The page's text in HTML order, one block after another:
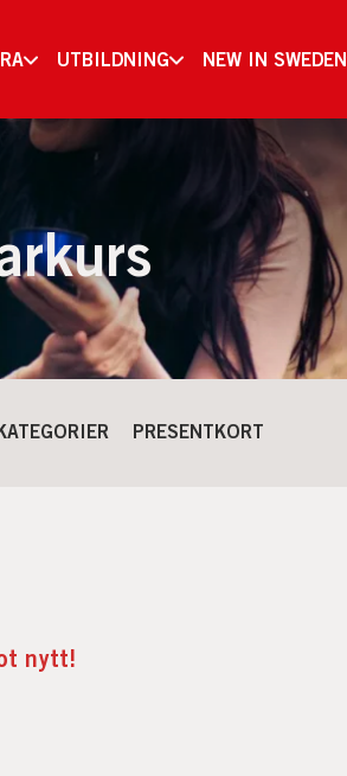
UTBILDNING NEW IN SWEDEN
PRESENTKORT
nytt!